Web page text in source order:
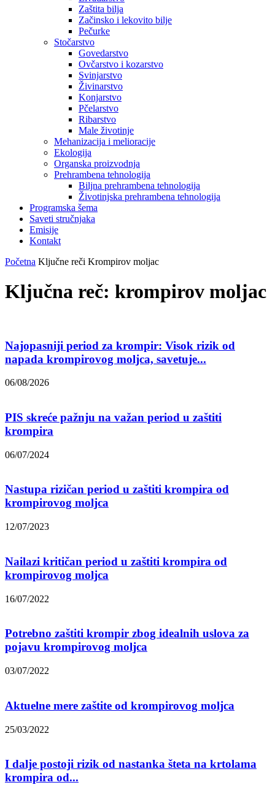
Zaštita bilja
Začinsko i lekovito bilje
Pečurke
Stočarstvo
Govedarstvo
Ovčarstvo i kozarstvo
Svinjarstvo
Živinarstvo
Konjarstvo
Pčelarstvo
Ribarstvo
Male životinje
Mehanizacija i melioracije
Ekologija
Organska proizvodnja
Prehrambena tehnologija
Biljna prehrambena tehnologija
Životinjska prehrambena tehnologija
Programska šema
Saveti stručnjaka
Emisije
Kontakt
Početna Ključne reči Krompirov moljac
Ključna reč: krompirov moljac
Najopasniji period za krompir: Visok rizik od
napada krompirovog moljca, savetuje...
06/08/2026
PIS skreće pažnju na važan period u zaštiti
krompira
06/07/2024
Nastupa rizičan period u zaštiti krompira od
krompirovog moljca
12/07/2023
Nailazi kritičan period u zaštiti krompira od
krompirovog moljca
16/07/2022
Potrebno zaštiti krompir zbog idealnih uslova za
pojavu krompirovog moljca
03/07/2022
Aktuelne mere zaštite od krompirovog moljca
25/03/2022
I dalje postoji rizik od nastanka šteta na krtolama
krompira od...